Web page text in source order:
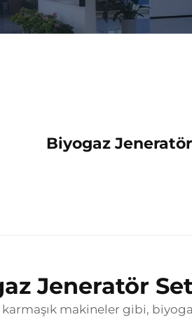
Biyogaz
Jeneratör
makineler gibi,